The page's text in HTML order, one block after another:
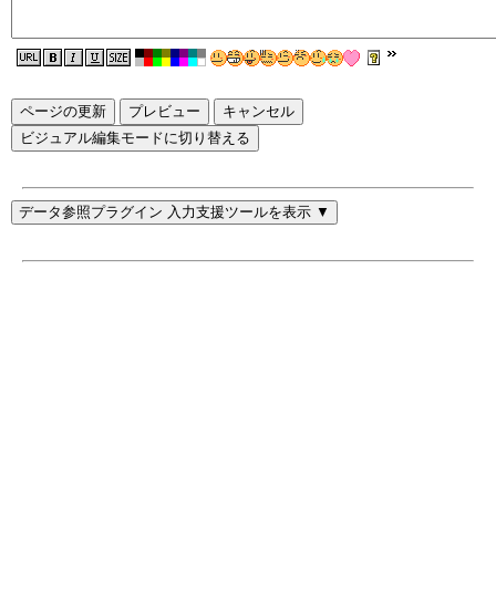
ページの更新
ビジュアル編集モードに切り替える
データ参照プラグイン 入力支援ツールを表示 ▼